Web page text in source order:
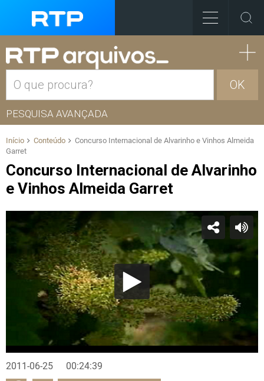
OK
PESQUISA AVANÇADA
Início Conteúdo
Concurso Internacional de Alvarinho e Vinhos Almeida
Garret
Concurso Internacional de Alvarinho
e Vinhos Almeida Garret
2011-06-25 00:24:39